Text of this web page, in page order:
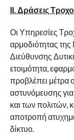
ΙΙ. Δράσεις
Οι Υπηρεσίες
αρμοδιότητας της
Διεύθυνσης
ετοιμότητα,
προβλέπει μέτρα
αστυνόμευσης
και των πολιτών,
αποτροπή
δίκτυο.